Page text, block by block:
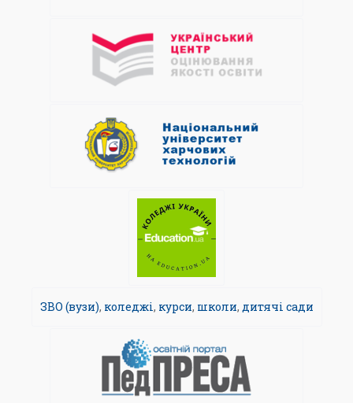
ЗВО (вузи), коледжі, курси, школи, дитячі сади